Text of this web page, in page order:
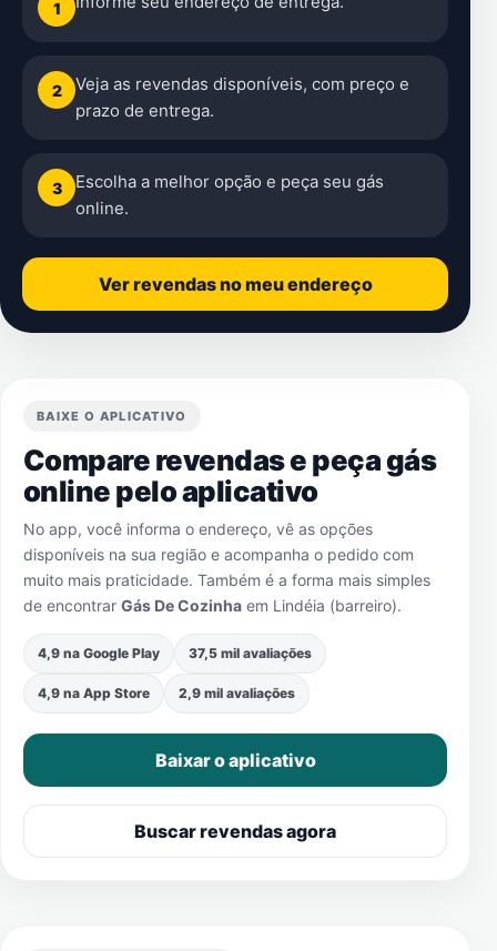
1
2
Veja as revendas disponíveis, com preço e
prazo de entrega.
3
Escolha a melhor opção e peça seu gás
online.
Ver revendas no meu endereço
BAIXE O APLICATIVO
Compare revendas e peça gás
online pelo aplicativo
No app, você informa o endereço, vê as opções
disponíveis na sua região e acompanha o pedido com
muito mais praticidade. Também é a forma mais simples
de encontrar Gás De Cozinha em Lindéia (barreiro).
4,9 na Google Play 37,5 mil avaliações
4,9 na App Store 2,9 mil avaliações
Baixar o aplicativo
Buscar revendas agora